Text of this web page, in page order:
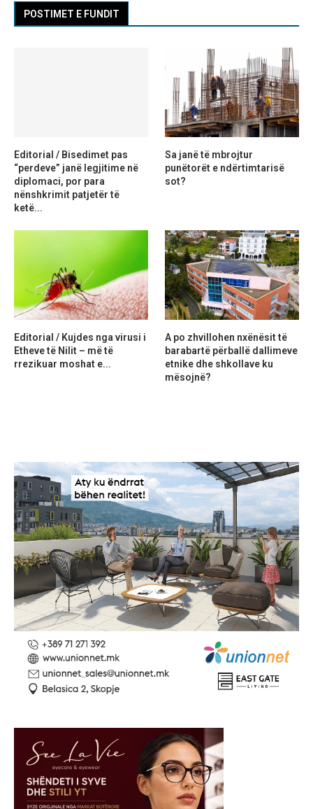
POSTIMET E FUNDIT
Editorial / Bisedimet pas
“perdeve” janë legjitime në
diplomaci, por para
nënshkrimit patjetër të
ketë...
Sa janë të mbrojtur
punëtorët e ndërtimtarisë
sot?
Editorial / Kujdes nga virusi i
Etheve të Nilit – më të
rrezikuar moshat e...
A po zhvillohen nxënësit të
barabartë përballë dallimeve
etnike dhe shkollave ku
mësojnë?